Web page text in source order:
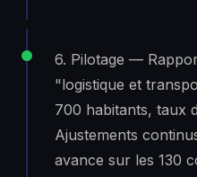
6. Pilotage —
"logistique et
700 habitants, taux
Ajustements
avance sur les 130